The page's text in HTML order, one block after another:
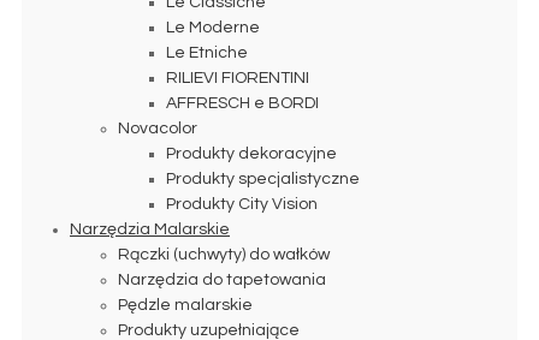
Le Moderne
Le Etniche
RILIEVI FIORENTINI
AFFRESCH e BORDI
Novacolor
Produkty dekoracyjne
Produkty specjalistyczne
Produkty City Vision
Narzędzia Malarskie
Rączki (uchwyty) do wałków
Narzędzia do tapetowania
Pędzle malarskie
Produkty uzupełniające